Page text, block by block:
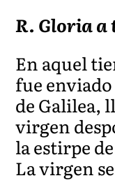
R. Gloria a
En aquel
fue
de Galilea,
virgen
la estirpe
La virgen